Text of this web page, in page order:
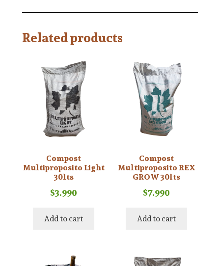
Related products
Compost
Multiproposito Light
30lts
$3.990
Add to cart
Compost
Multiproposito REX
GROW 30lts
$7.990
Add to cart